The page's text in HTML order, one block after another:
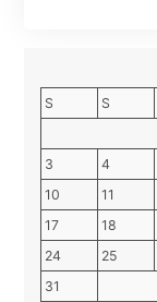
S
S
3
4
10
11
17
18
24
25
31